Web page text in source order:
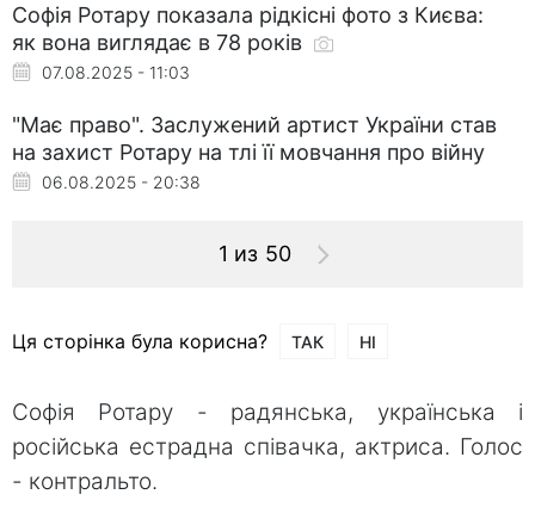
Софія Ротару показала рідкісні фото з Києва:
як вона виглядає в 78 років
07.08.2025 - 11:03
"Має право". Заслужений артист України став
на захист Ротару на тлі її мовчання про війну
06.08.2025 - 20:38
1 из 50
Ця сторінка була корисна? ТАК НІ
Софія Ротару - радянська, українська і
російська естрадна співачка, актриса. Голос
- контральто.